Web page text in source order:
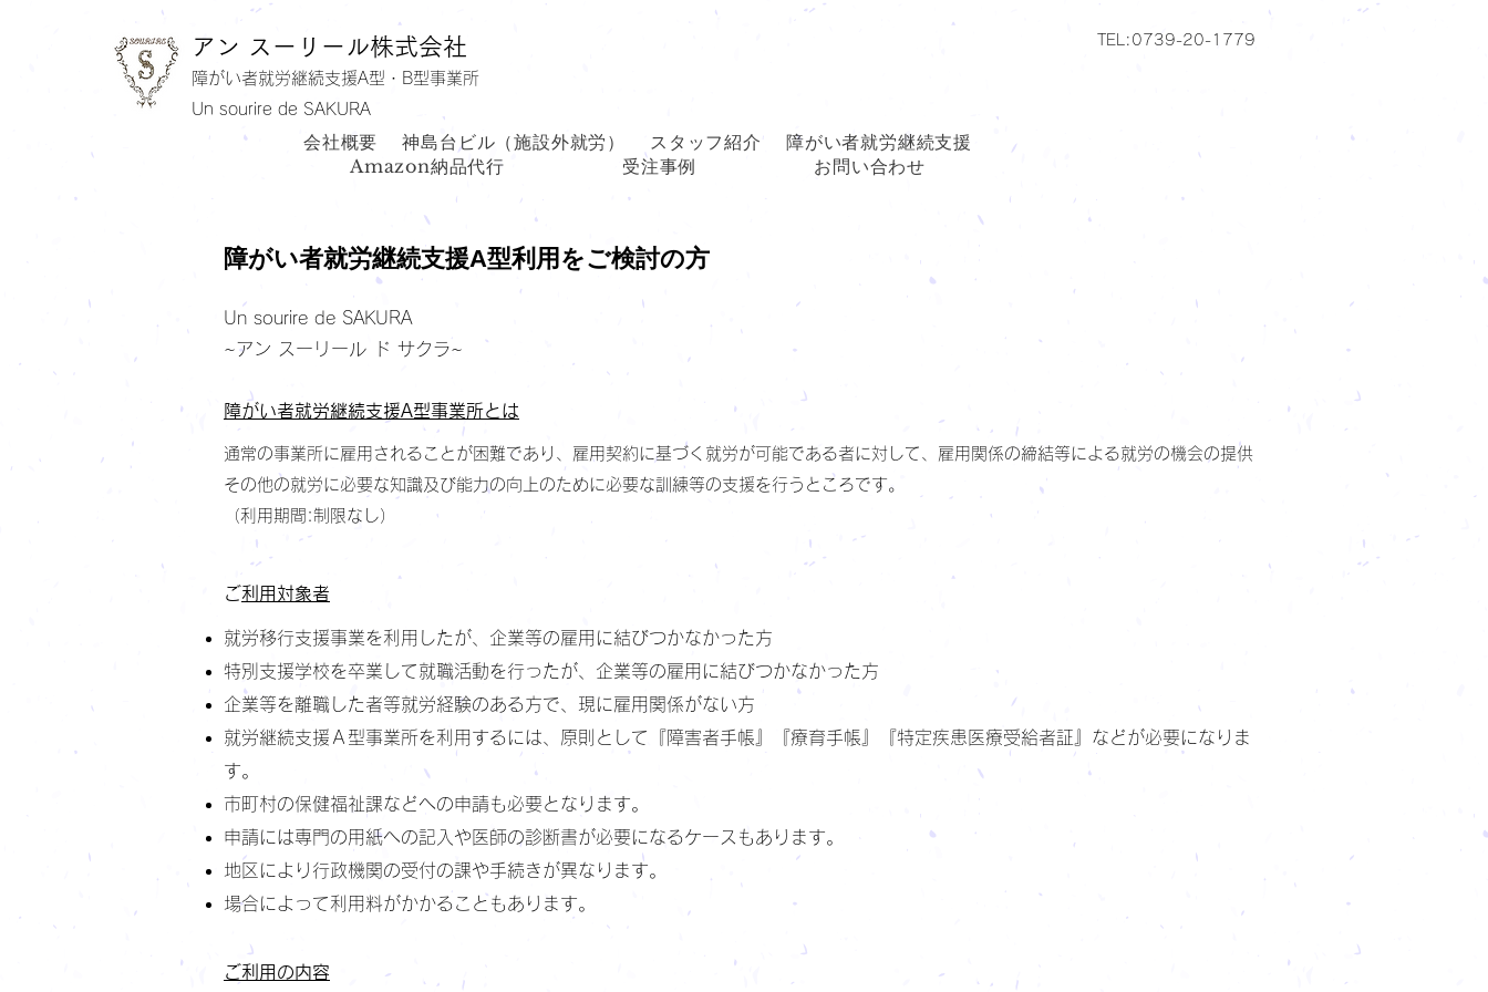
アン スーリール株式会社
障がい者就労継続支援A型・B型事業所
Un sourire de SAKURA
TEL:0739-20-1779
会社概要 神島台ビル（施設外就労） スタッフ紹介
障がい者就労継続支援
Amazon納品代行
受注事例 お問い合わせ
​障がい者就労継続支援A型利用をご検討の方
Un sourire de SAKURA
~アン スーリール ド サクラ~
障がい者就労継続支援A型事業所とは
通常の事業所に雇用されることが困難であり、雇用契約に基づく就労が可能である者に対して、雇用関係の締結等による就労の機会の提供
その他の就労に必要な知識及び能力の向上のために必要な訓練等の支援を行うところです。
（利用期間:制限なし）
​​ご利用対象者
就労移行支援事業を利用したが、企業等の雇用に結びつかなかった方
特別支援学校を卒業して就職活動を行ったが、企業等の雇用に結びつかなかった方
企業等を離職した者等就労経験のある方で、現に雇用関係がない方
就労継続支援Ａ型事業所を利用するには、原則として『障害者手帳』『療育手帳』『特定疾患医療受給者証』などが必要になりま
す。
市町村の保健福祉課などへの申請も必要となります。
申請には専門の用紙への記入や医師の診断書が必要になるケースもあります。
地区により行政機関の受付の課や手続きが異なります。
場合によって利用料がかかることもあります。
​​ご利用の内容